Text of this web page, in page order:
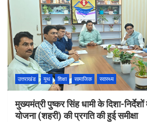
उत्तराखंड यूथ शिक्षा सामाजिक स्वास्थ्य
मुख्यमंत्री पुष्कर सिंह धामी के दिशा-
योजना (शहरी) की प्रगति की हुई समीक्षा